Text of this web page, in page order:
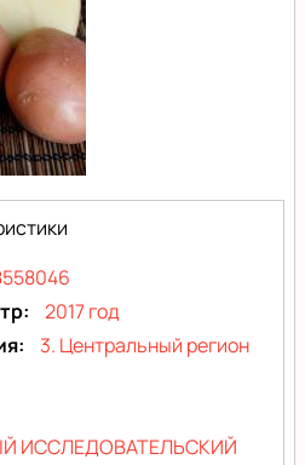
2017 год
3. Центральный регион
ИССЛЕДОВАТЕЛЬСКИЙ